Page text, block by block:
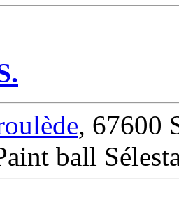
, 67600
ball